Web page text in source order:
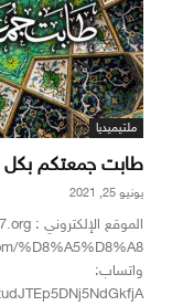
ملتيميديا
طابت جمعتكم بكل
يونيو 25, 2021
واتساب: